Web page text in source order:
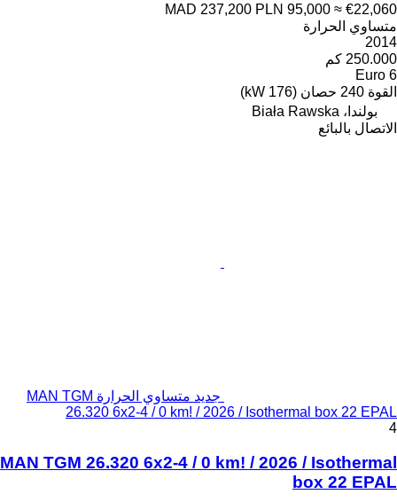
MAD 237,200 PLN 95,000 ≈ €22,060
متساوي الحرارة
2014
250.000 كم
Euro 6
القوة 240 حصان (176 kW)
بولندا، Biała Rawska
الاتصال بالبائع
جديد متساوي الحرارة MAN TGM
26.320 6x2-4 / 0 km! / 2026 / Isothermal box 22 EPAL
4
MAN TGM 26.320 6x2-4 / 0 km! / 2026 / Isothermal
box 22 EPAL